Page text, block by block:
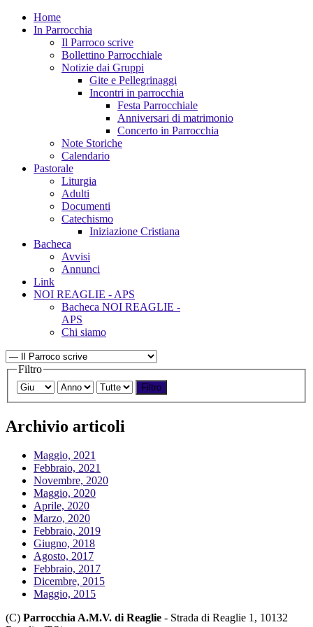
Home
In Parrocchia
Il Parroco scrive
Bollettino Parrocchiale
Notizie dai Gruppi
Gite e Pellegrinaggi
Incontri in parrocchia
Festa Parrocchiale
Anniversari di matrimonio
Concerto in Parrocchia
Note Storiche
Calendario
Pastorale
Liturgia
Adulti
Documenti
Catechismo
Iniziazione Cristiana
Bacheca
Avvisi
Annunci
Link
NOI REAGLIE - APS
Bacheca NOI REAGLIE -
APS
Chi siamo
Filtro
Filtro
Archivio articoli
Maggio, 2021
Febbraio, 2021
Novembre, 2020
Maggio, 2020
Aprile, 2020
Marzo, 2020
Febbraio, 2019
Giugno, 2018
Agosto, 2017
Febbraio, 2017
Dicembre, 2015
Maggio, 2015
(C) Parrocchia A.M.V. di Reaglie - Strada di Reaglie 1, 10132